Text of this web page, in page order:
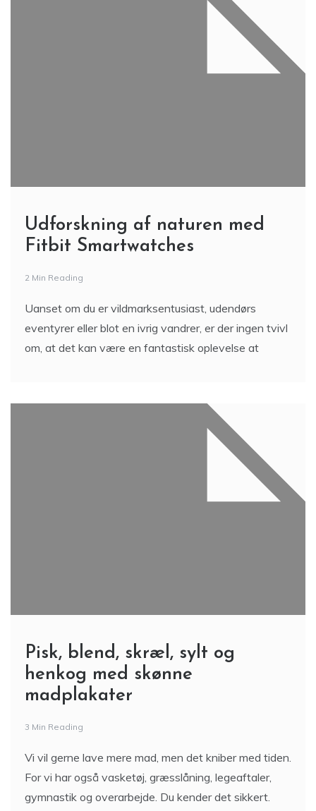
Udforskning af naturen med
Fitbit Smartwatches
2 Min Reading
Uanset om du er vildmarksentusiast, udendørs
eventyrer eller blot en ivrig vandrer, er der ingen tvivl
om, at det kan være en fantastisk oplevelse at
Pisk, blend, skræl, sylt og
henkog med skønne
madplakater
3 Min Reading
Vi vil gerne lave mere mad, men det kniber med tiden.
For vi har også vasketøj, græsslåning, legeaftaler,
gymnastik og overarbejde. Du kender det sikkert.